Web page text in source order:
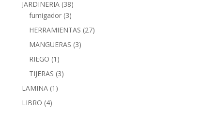
JARDINERIA (38)
fumigador (3)
HERRAMIENTAS (27)
MANGUERAS (3)
RIEGO (1)
TIJERAS (3)
LAMINA (1)
LIBRO (4)